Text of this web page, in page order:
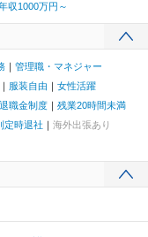
収1000万円～
管理職・マネジャー
服装自由
女性活躍
退職金制度
残業20時間未満
定時退社
海外出張あり